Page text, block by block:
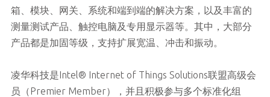
箱、模块、网关、系统和端到端的解决方案，以及丰富的
测量测试产品、触控电脑及专用显示器等。其中，大部分
产品都是加固等级，支持扩展宽温、冲击和振动。
凌华科技是Intel® Internet of Things Solutions联盟高级会
员（Premier Member），并且积极参与多个标准化组